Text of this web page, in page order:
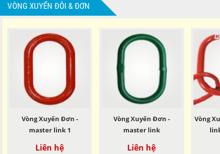
VÒNG XUYẾN ĐÔI & ĐƠN
Vòng Xuyến Đơn -
master link 1
Liên hệ
Vòng Xuyến Đơn -
master link
Liên hệ
Vòng